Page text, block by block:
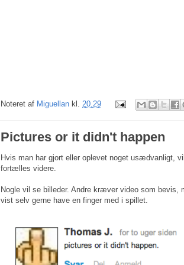
Noteret af Miguellan kl. 20.29
Pictures or it didn't happen
Hvis man har gjort eller oplevet noget usædvanligt,
fortælles videre.
Nogle vil se billeder. Andre kræver video som bevis,
vist selv gerne have en finger med i spillet.